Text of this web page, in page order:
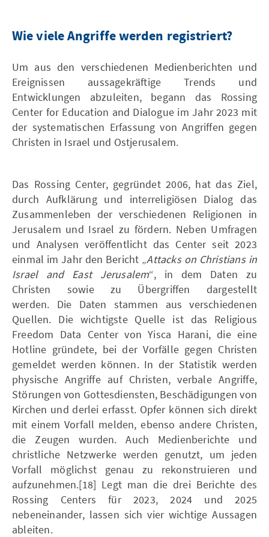
Wie viele Angriffe werden registriert?
Um aus den verschiedenen Medienberichten und
Ereignissen aussagekräftige Trends und
Entwicklungen abzuleiten, begann das Rossing
Center for Education and Dialogue im Jahr 2023 mit
der systematischen Erfassung von Angriffen gegen
Christen in Israel und Ostjerusalem.
Das Rossing Center, gegründet 2006, hat das Ziel,
durch Aufklärung und interreligiösen Dialog das
Zusammenleben der verschiedenen Religionen in
Jerusalem und Israel zu fördern. Neben Umfragen
und Analysen veröffentlicht das Center seit 2023
einmal im Jahr den Bericht „Attacks on Christians in
Israel and East Jerusalem“, in dem Daten zu
Christen sowie zu Übergriffen dargestellt
werden. Die Daten stammen aus verschiedenen
Quellen. Die wichtigste Quelle ist das Religious
Freedom Data Center von Yisca Harani, die eine
Hotline gründete, bei der Vorfälle gegen Christen
gemeldet werden können. In der Statistik werden
physische Angriffe auf Christen, verbale Angriffe,
Störungen von Gottesdiensten, Beschädigungen von
Kirchen und derlei erfasst. Opfer können sich direkt
mit einem Vorfall melden, ebenso andere Christen,
die Zeugen wurden. Auch Medienberichte und
christliche Netzwerke werden genutzt, um jeden
Vorfall möglichst genau zu rekonstruieren und
aufzunehmen.[18] Legt man die drei Berichte des
Rossing Centers für 2023, 2024 und 2025
nebeneinander, lassen sich vier wichtige Aussagen
ableiten.